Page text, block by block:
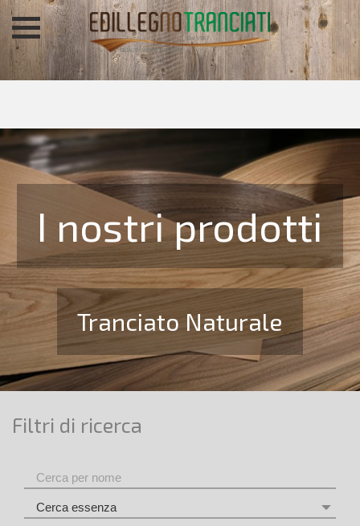
I nostri prodotti
Tranciato Naturale
Filtri di ricerca